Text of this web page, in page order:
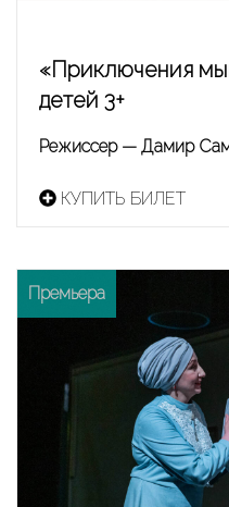
«Приключения
детей 3+
Режиссер — Дамир
КУПИТЬ БИЛЕТ
Премьера